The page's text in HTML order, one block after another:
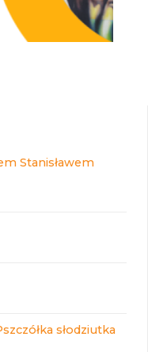
Stanisławem
słodziutka